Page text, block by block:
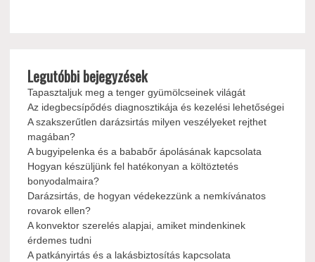
Legutóbbi bejegyzések
Tapasztaljuk meg a tenger gyümölcseinek világát
Az idegbecsípődés diagnosztikája és kezelési lehetőségei
A szakszerűtlen darázsirtás milyen veszélyeket rejthet
magában?
A bugyipelenka és a bababőr ápolásának kapcsolata
Hogyan készüljünk fel hatékonyan a költöztetés
bonyodalmaira?
Darázsirtás, de hogyan védekezzünk a nemkívánatos
rovarok ellen?
A konvektor szerelés alapjai, amiket mindenkinek
érdemes tudni
A patkányirtás és a lakásbiztosítás kapcsolata